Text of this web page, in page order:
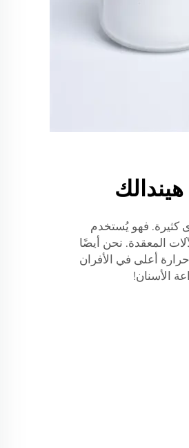
كثيرة. فهو يُستخدم
المعقدة. نحن أيضًا
أعلى في الأفران
الأسنان!